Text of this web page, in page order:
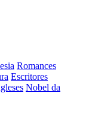
Romances
Escritores
Nobel da